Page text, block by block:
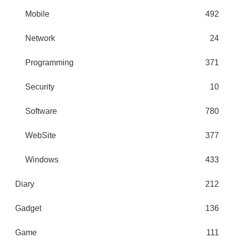
Mobile 492
Network 24
Programming 371
Security 10
Software 780
WebSite 377
Windows 433
Diary 212
Gadget 136
Game 111